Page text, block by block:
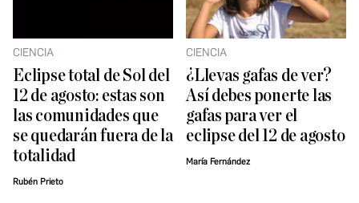
CIENCIA
Eclipse total de Sol del
12 de agosto: estas son
las comunidades que
se quedarán fuera de la
totalidad
Rubén Prieto
CIENCIA
¿Llevas gafas de ver?
Así debes ponerte las
gafas para ver el
eclipse del 12 de agosto
María Fernández